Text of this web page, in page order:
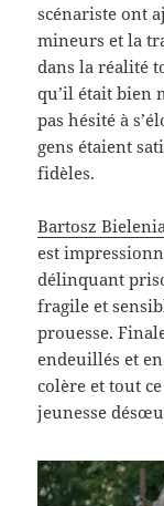
scénariste ont
mineurs et la
dans la réalité
qu’il était bien
pas hésité à
gens étaient
fidèles.
Bartosz
est
délinquant
fragile et
prouesse.
endeuillés et
colère et tout
jeunesse